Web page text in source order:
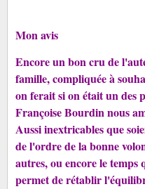
Mon avis
Encore un bon cru de
famille, compliquée à
on ferait si on était un des
Françoise Bourdin nous
Aussi inextricables que
de l'ordre de la bonne
autres, ou encore le temps
permet de rétablir